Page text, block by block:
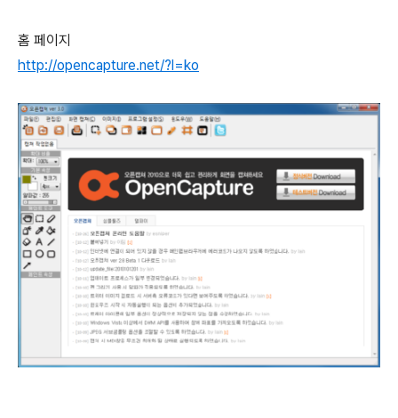
홈 페이지
http://opencapture.net/?l=ko